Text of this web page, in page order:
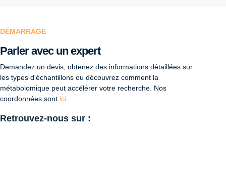
DÉMARRAGE
Parler avec un expert
Demandez un devis, obtenez des informations détaillées sur
les types d'échantillons ou découvrez comment la
métabolomique peut accélérer votre recherche. Nos
coordonnées sont ici.
Retrouvez-nous sur :